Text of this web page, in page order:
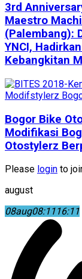
3rd
Maestro
(Palembang):
YNCI,
Kebangkitan
Bogor Bike
Modifikasi
Otostylerz
Please login to
august
08aug08:1116:11